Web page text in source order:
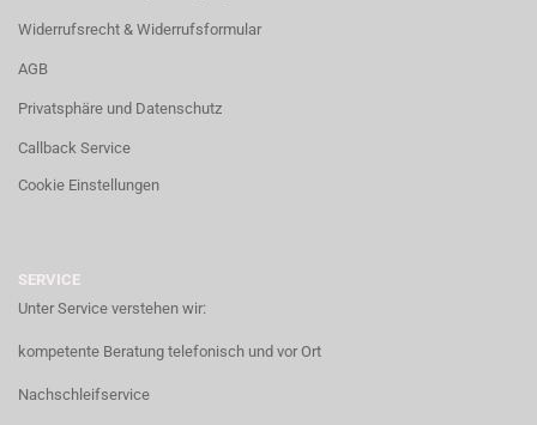
Widerrufsrecht & Widerrufsformular
AGB
Privatsphäre und Datenschutz
Callback Service
Cookie Einstellungen
SERVICE
Unter Service verstehen wir:
kompetente Beratung telefonisch und vor Ort
Nachschleifservice